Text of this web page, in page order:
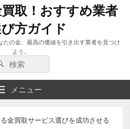
取！おすすめ業者
方ガイド
の金、最高の価値を引き出す業者を見つけ
よう。
検
索
メニュー
金買取サービス選びを成功させる